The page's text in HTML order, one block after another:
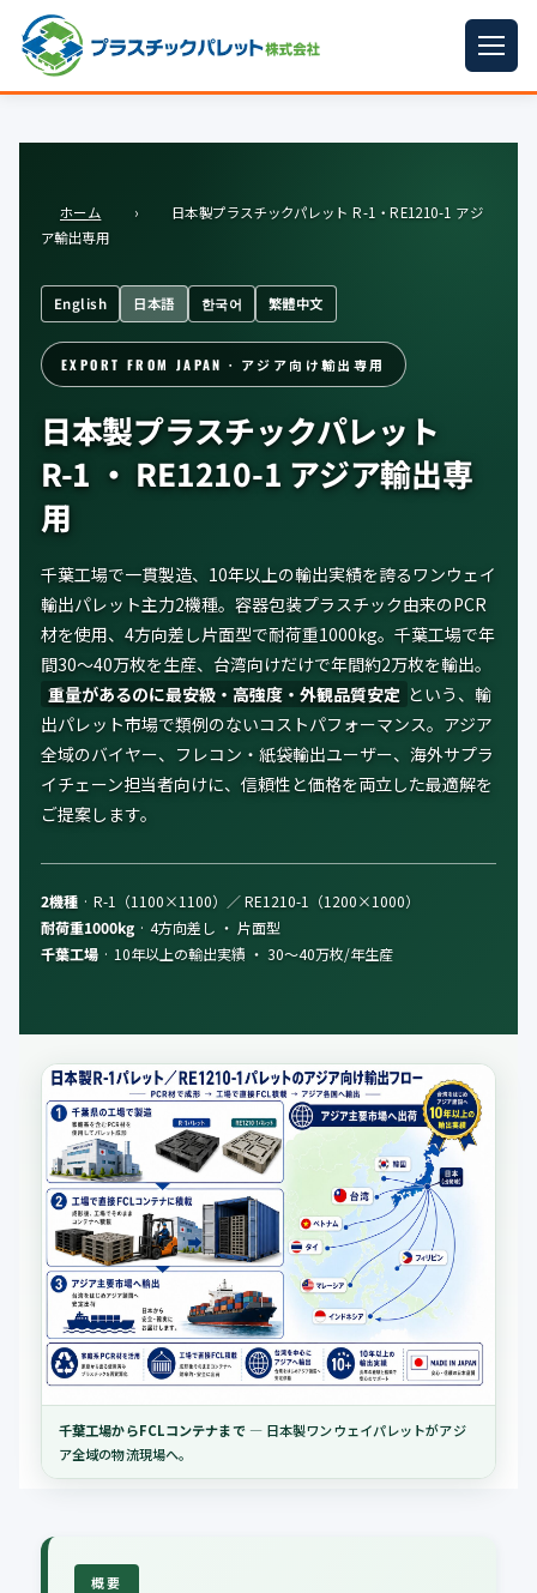
プラパレット
再生原料
梱包資材
イラン情勢まとめ
会社案内
🇺🇸🇰🇷🇹🇼🇻🇳
ホーム ›
日本製プラスチックパレット R-1・RE1210-1 アジ
ア輸出専用
English 日本語 한국어 繁體中文
EXPORT FROM JAPAN · アジア向け輸出専用
日本製プラスチックパレット
R-1 ・ RE1210-1 アジア輸出専
用
千葉工場で一貫製造、10年以上の輸出実績を誇るワンウェイ
輸出パレット主力2機種。容器包装プラスチック由来のPCR
材を使用、4方向差し片面型で耐荷重1000kg。千葉工場で年
間30〜40万枚を生産、台湾向けだけで年間約2万枚を輸出。
重量があるのに最安級・高強度・外観品質安定 という、輸
出パレット市場で類例のないコストパフォーマンス。アジア
全域のバイヤー、フレコン・紙袋輸出ユーザー、海外サプラ
イチェーン担当者向けに、信頼性と価格を両立した最適解を
ご提案します。
2機種 · R-1（1100×1100）／ RE1210-1（1200×1000）
耐荷重1000kg · 4方向差し ・ 片面型
千葉工場 · 10年以上の輸出実績 ・ 30〜40万枚/年生産
千葉工場からFCLコンテナまで— 日本製ワンウェイパレットがアジ
ア全域の物流現場へ。
概要